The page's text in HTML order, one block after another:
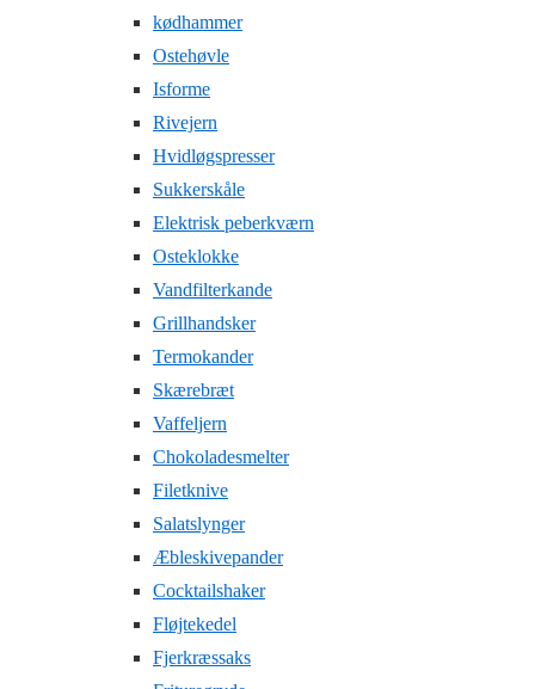
kødhammer
Ostehøvle
Isforme
Rivejern
Hvidløgspresser
Sukkerskåle
Elektrisk peberkværn
Osteklokke
Vandfilterkande
Grillhandsker
Termokander
Skærebræt
Vaffeljern
Chokoladesmelter
Filetknive
Salatslynger
Æbleskivepander
Cocktailshaker
Fløjtekedel
Fjerkræssaks